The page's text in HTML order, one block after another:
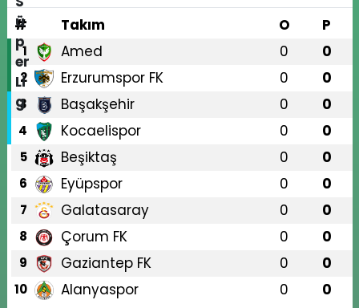
#
Takım O P
1 Amed 0 0
2 Erzurumspor FK 0 0
3 Başakşehir 0 0
4 Kocaelispor 0 0
5 Beşiktaş 0 0
6 Eyüpspor 0 0
7 Galatasaray 0 0
8 Çorum FK 0 0
9 Gaziantep FK 0 0
10 Alanyaspor 0 0